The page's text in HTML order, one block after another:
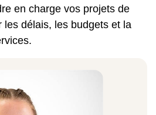
que voici.
en charge vos projets de
les délais, les budgets et la